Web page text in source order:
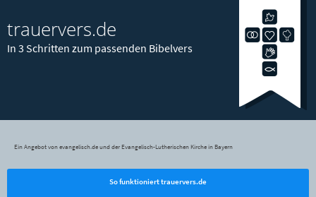
trauervers.de
In 3 Schritten zum passenden Bibelvers
Ein Angebot von evangelisch.de und der Evangelisch-Lutherischen Kirche in Bayern
So funktioniert trauervers.de